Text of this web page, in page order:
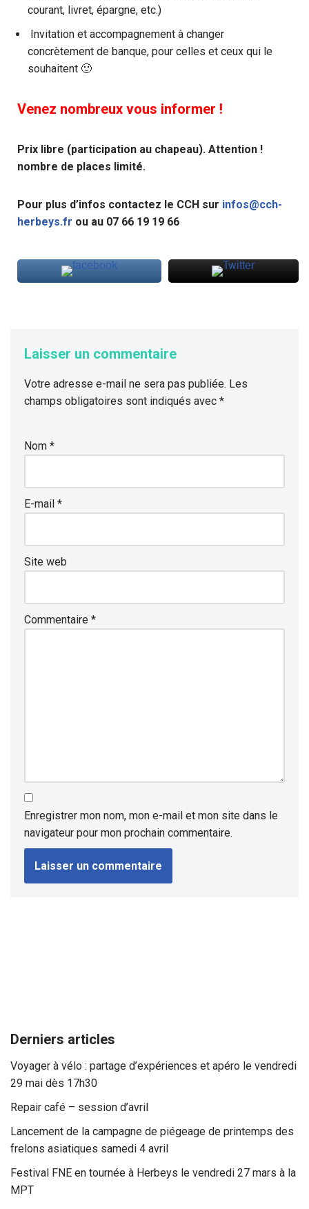
courant, livret, épargne, etc.)
Invitation et accompagnement à changer
concrètement de banque, pour celles et ceux qui le
souhaitent 🙂
Venez nombreux vous informer !
Prix libre (participation au chapeau). Attention !
nombre de places limité.
Pour plus d’infos contactez le CCH sur infos@cch-
herbeys.fr ou au 07 66 19 19 66
Laisser un commentaire
Votre adresse e-mail ne sera pas publiée. Les
champs obligatoires sont indiqués avec *
Nom *
E-mail *
Site web
Commentaire *
Enregistrer mon nom, mon e-mail et mon site dans le
navigateur pour mon prochain commentaire.
Derniers articles
Voyager à vélo : partage d’expériences et apéro le vendredi
29 mai dès 17h30
Repair café – session d’avril
Lancement de la campagne de piégeage de printemps des
frelons asiatiques samedi 4 avril
Festival FNE en tournée à Herbeys le vendredi 27 mars à la
MPT